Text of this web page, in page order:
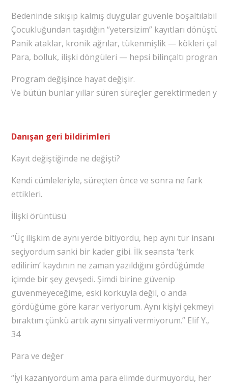
Bedeninde sıkışıp kalmış duygular güvenle boşaltılabilir.
Çocukluğundan taşıdığın “yetersizim” kayıtları
Panik ataklar, kronik ağrılar, tükenmişlik — kökleri
Para, bolluk, ilişki döngüleri — hepsi bilinçaltı
Program değişince hayat değişir.
Ve bütün bunlar yıllar süren süreçler gerektirmeden
Danışan geri bildirimleri
Kayıt değiştiğinde ne değişti?
Kendi cümleleriyle, süreçten önce ve sonra ne fark
ettikleri.
İlişki örüntüsü
“Üç ilişkim de aynı yerde bitiyordu, hep aynı tür insanı
seçiyordum sanki bir kader gibi. İlk seansta ‘terk
edilirim’ kaydının ne zaman yazıldığını gördüğümde
içimde bir şey gevşedi. Şimdi birine güvenip
güvenmeyeceğime, eski korkuyla değil, o anda
gördüğüme göre karar veriyorum. Aynı kişiyi çekmeyi
bıraktım çünkü artık aynı sinyali vermiyorum.” Elif Y.,
34
Para ve değer
“İyi kazanıyordum ama para elimde durmuyordu, her